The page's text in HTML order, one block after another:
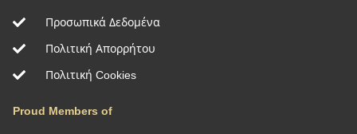
Προσωπικά Δεδομένα
Πολιτική Απορρήτου
Πολιτική Cookies
Proud Members of